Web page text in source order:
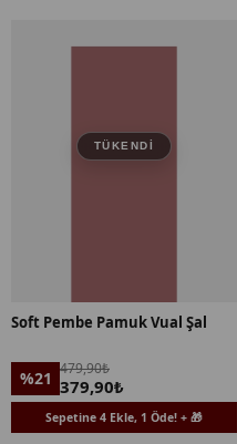
TÜKENDI
Soft Pembe Pamuk Vual Şal
%21 479,90₺
379,90₺
Sepetine 4 Ekle, 1 Öde! + 🎁